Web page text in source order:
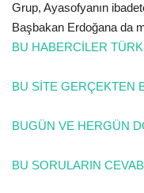
Tekno Bilim
Ekonomi
Siyaset
Galeriler
Grup, Ayasofyanın
Başbakan Erdoğana da
BU HABERCİLER
BU SİTE GERÇEKTEN
BUGÜN VE HERGÜN
BU SORULARIN